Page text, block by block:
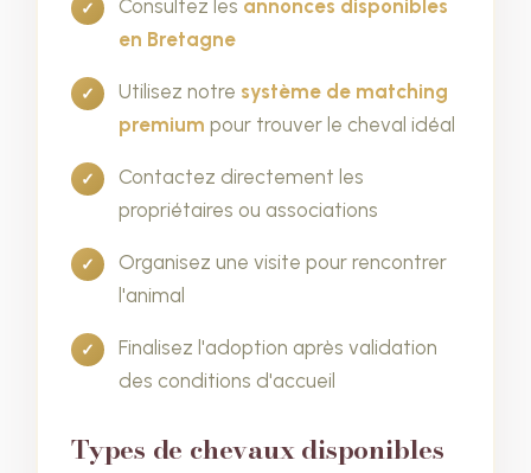
Consultez les annonces disponibles
en Bretagne
Utilisez notre système de matching
premium pour trouver le cheval idéal
Contactez directement les
propriétaires ou associations
Organisez une visite pour rencontrer
l'animal
Finalisez l'adoption après validation
des conditions d'accueil
Types de chevaux disponibles